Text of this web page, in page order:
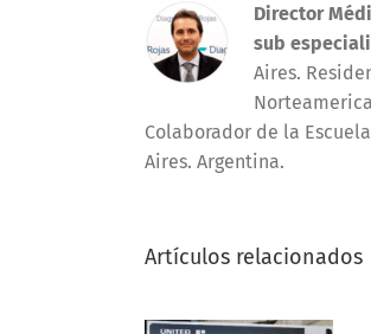
Director
sub
Aires.
Colaborador de la
Aires. Argentina.
Artículos relacionados